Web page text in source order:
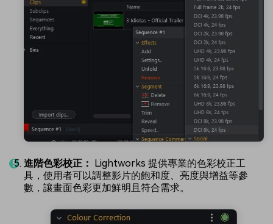
進階色彩校正： Lightworks 提供專業的色彩校正工
具，使用者可以調整影片的飽和度、亮度與增益等參
數，讓畫面色彩更加鮮明且符合需求。